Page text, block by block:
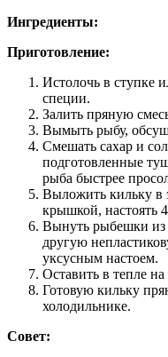
Ингредиенты:
Приготовление:
Истолочь в ступке
специи.
Залить пряную
Вымыть рыбу,
Смешать сахар и
подготовленные
рыба быстрее
Выложить кильку в
крышкой, настоять 4
Вынуть рыбешки из
другую
уксусным настоем.
Оставить в тепле на
Готовую кильку
холодильнике.
Совет: